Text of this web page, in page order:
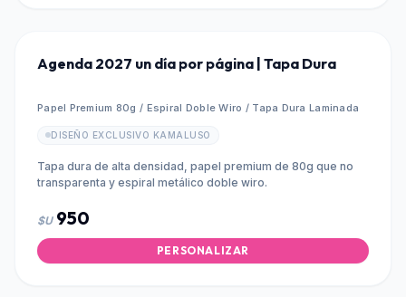
Agenda 2027 un día por página | Tapa Dura
Papel Premium 80g / Espiral Doble Wiro / Tapa Dura Laminada
DISEÑO EXCLUSIVO KAMALUSO
Tapa dura de alta densidad, papel premium de 80g que no
transparenta y espiral metálico doble wiro.
$U 950
PERSONALIZAR